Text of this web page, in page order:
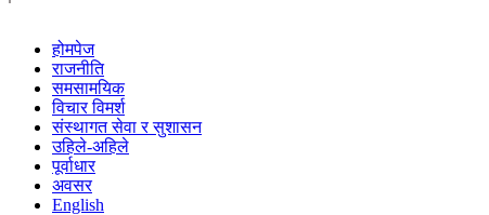
होमपेज
राजनीति
समसामयिक
विचार विमर्श
संस्थागत सेवा र सुशासन
उहिले-अहिले
पूर्वाधार
अवसर
English